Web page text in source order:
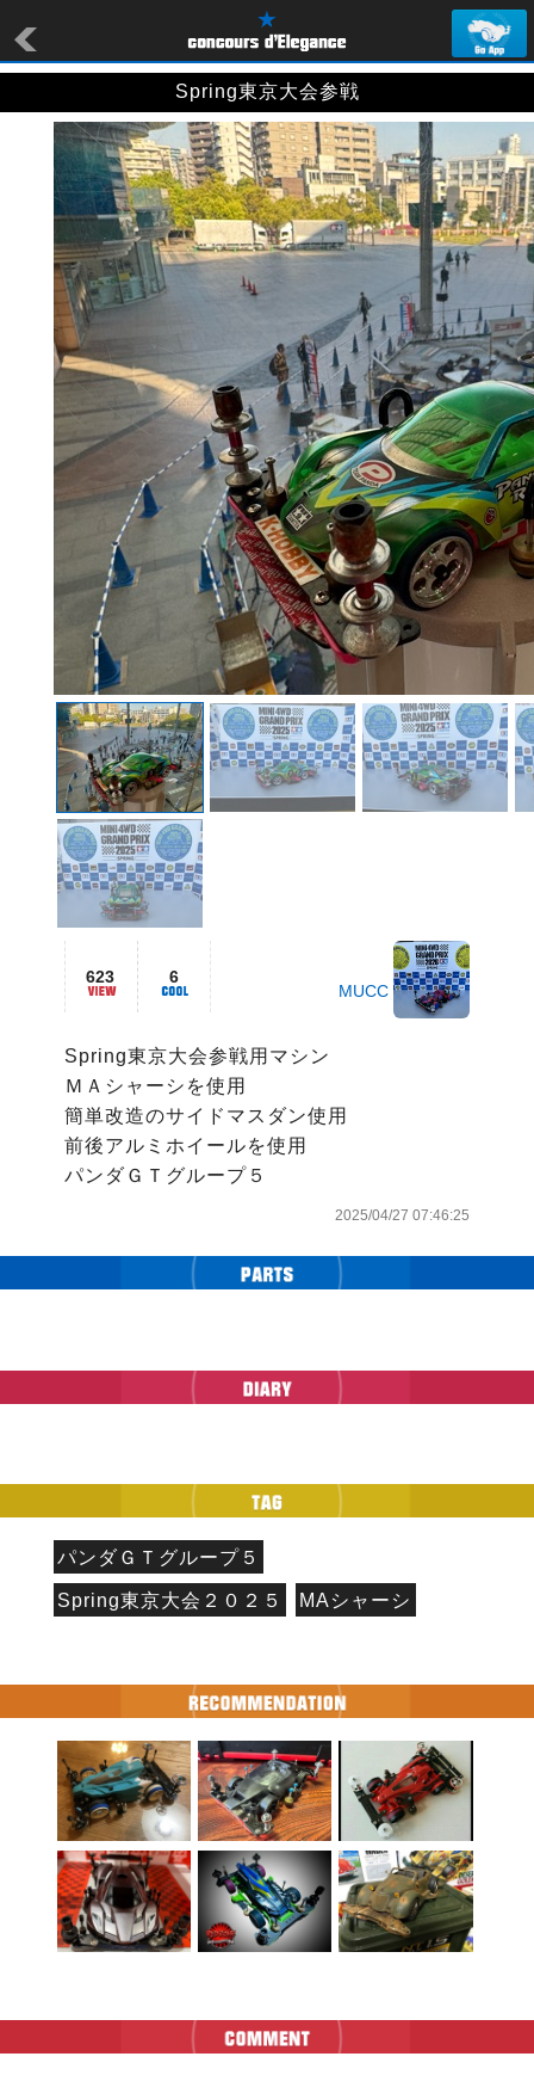
Spring東京大会参戦
623 6
MUCC
Spring東京大会参戦用マシン
ＭＡシャーシを使用
簡単改造のサイドマスダン使用
前後アルミホイールを使用
パンダＧＴグループ５
2025/04/27 07:46:25
パンダＧＴグループ５
Spring東京大会２０２５ MAシャーシ